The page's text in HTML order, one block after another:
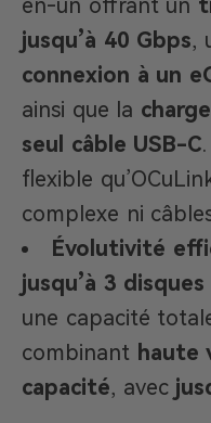
en-un offrant un
jusqu’à 40 Gbps,
connexion à un
ainsi que la
seul câble USB-C
flexible
complexe ni
Évolutivité
jusqu’à 3
une capacité
combinant haute
capacité, avec